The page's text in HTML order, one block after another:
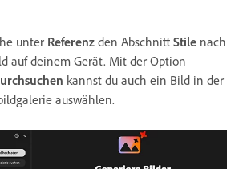
unter Referenz den Abschnitt Stile nach
auf deinem Gerät. Mit der Option
kannst du auch ein Bild in der
auswählen.